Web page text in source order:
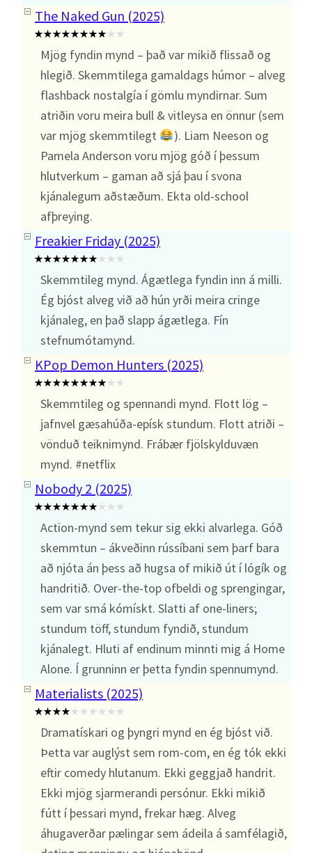
The Naked Gun (2025)
Mjög fyndin mynd – það var mikið flissað og
hlegið. Skemmtilega gamaldags húmor – alveg
flashback nostalgía í gömlu myndirnar. Sum
atriðin voru meira bull & vitleysa en önnur (sem
var mjög skemmtilegt
). Liam Neeson og
Pamela Anderson voru mjög góð í þessum
hlutverkum – gaman að sjá þau í svona
kjánalegum aðstæðum. Ekta old-school
afþreying.
Freakier Friday (2025)
Skemmtileg mynd. Ágætlega fyndin inn á milli.
Ég bjóst alveg við að hún yrði meira cringe
kjánaleg, en það slapp ágætlega. Fín
stefnumótamynd.
KPop Demon Hunters (2025)
Skemmtileg og spennandi mynd. Flott lög –
jafnvel gæsahúða-epísk stundum. Flott atriði –
vönduð teiknimynd. Frábær fjölskylduvæn
mynd. #netflix
Nobody 2 (2025)
Action-mynd sem tekur sig ekki alvarlega. Góð
skemmtun – ákveðinn rússíbani sem þarf bara
að njóta án þess að hugsa of mikið út í lógík og
handritið. Over-the-top ofbeldi og sprengingar,
sem var smá kómískt. Slatti af one-liners;
stundum töff, stundum fyndið, stundum
kjánalegt. Hluti af endinum minnti mig á Home
Alone. Í grunninn er þetta fyndin spennumynd.
Materialists (2025)
Dramatískari og þyngri mynd en ég bjóst við.
Þetta var auglýst sem rom-com, en ég tók ekki
eftir comedy hlutanum. Ekki geggjað handrit.
Ekki mjög sjarmerandi persónur. Ekki mikið
fútt í þessari mynd, frekar hæg. Alveg
áhugaverðar pælingar sem ádeila á samfélagið,